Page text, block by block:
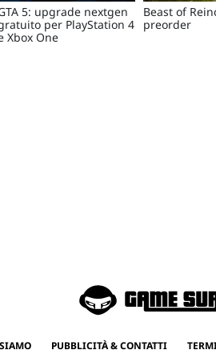
5: upgrade nextgen
per PlayStation 4
Xbox One
Beast of
preorder
PUBBLICITÀ & CONTATTI